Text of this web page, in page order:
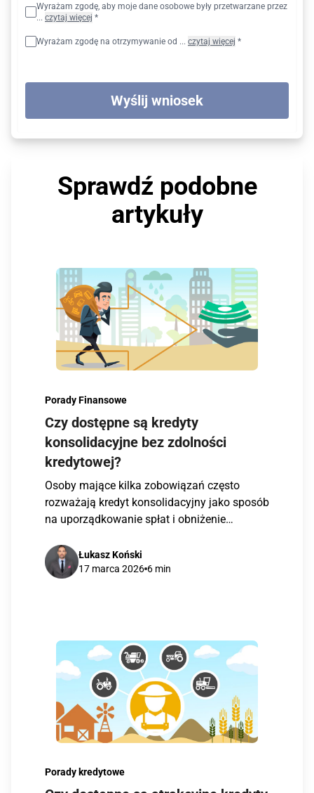
Wyrażam zgodę, aby moje dane osobowe były przetwarzane przez
... czytaj więcej *
Wyrażam zgodę na otrzymywanie od ... czytaj więcej *
Wyślij wniosek
Sprawdź podobne
artykuły
Porady Finansowe
Czy dostępne są kredyty
konsolidacyjne bez zdolności
kredytowej?
Osoby mające kilka zobowiązań często
rozważają kredyt konsolidacyjny jako sposób
na uporządkowanie spłat i obniżenie
Łukasz Koński
17 marca 2026 6 min
Porady kredytowe